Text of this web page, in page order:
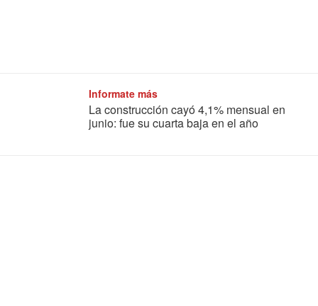
Informate más
La construcción cayó 4,1% mensual en
junio: fue su cuarta baja en el año